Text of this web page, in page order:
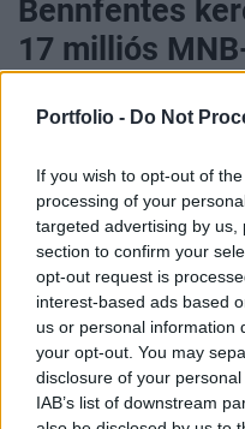
Portfolio - Do Not
If you wish to opt-out of
processing of your
targeted advertising by
section to confirm your
opt-out request is
interest-based ads based
us or personal information
your opt-out. You may
disclosure of your
IAB’s list of downstream
Bennfentes
17 milliós
2017. június 27. 09:41
17 millió forintos
Nemzeti Banktól
bennfentes
vizsgálat
befektetési jegyek
információ